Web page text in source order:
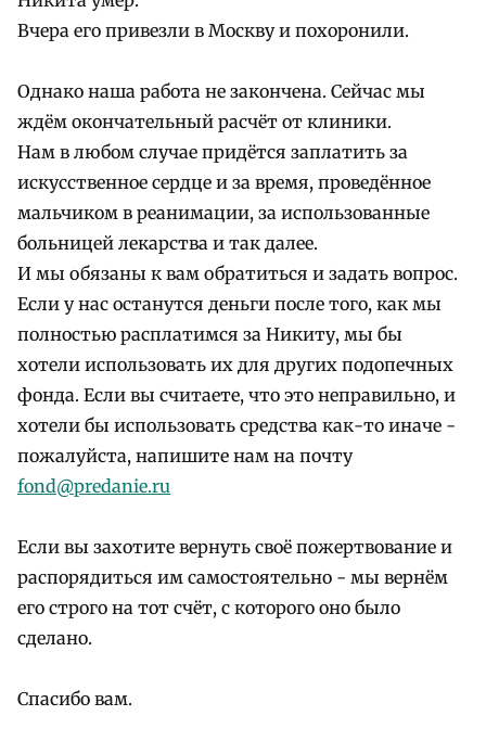
Вчера его привезли в Москву и похоронили.
Однако наша работа не закончена. Сейчас мы
ждём окончательный расчёт от клиники.
Нам в любом случае придётся заплатить за
искусственное сердце и за время, проведённое
мальчиком в реанимации, за использованные
больницей лекарства и так далее.
И мы обязаны к вам обратиться и задать вопрос.
Если у нас останутся деньги после того, как мы
полностью расплатимся за Никиту, мы бы
хотели использовать их для других подопечных
фонда. Если вы считаете, что это неправильно, и
хотели бы использовать средства как-то иначе -
пожалуйста, напишите нам на почту
fond@predanie.ru
Если вы захотите вернуть своё пожертвование и
распорядиться им самостоятельно - мы вернём
его строго на тот счёт, с которого оно было
сделано.
Спасибо вам.